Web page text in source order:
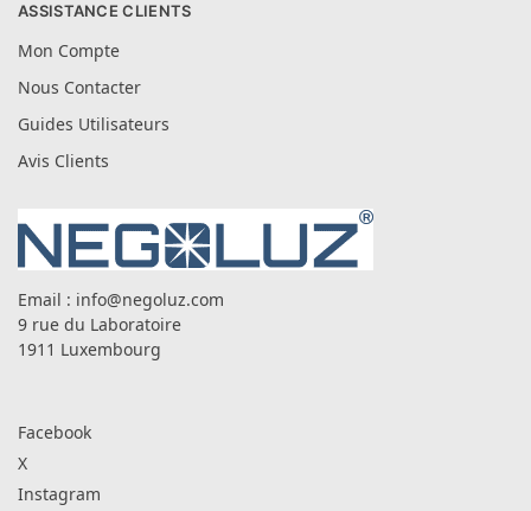
ASSISTANCE CLIENTS
Mon Compte
Nous Contacter
Guides Utilisateurs
Avis Clients
Email : info@negoluz.com
9 rue du Laboratoire
1911 Luxembourg
Facebook
X
Instagram